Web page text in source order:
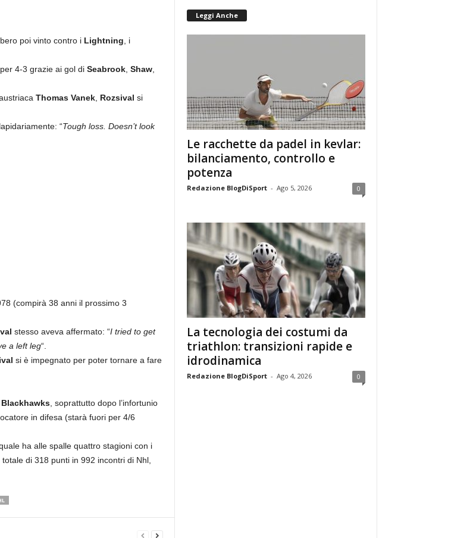
poi vinto contro i Lightning , i
4-3 grazie ai gol di Seabrook, Shaw,
Thomas Vanek, Rozsival si
“Tough loss. Doesn’t look
(compirà 38 anni il prossimo 3
stesso aveva affermato: “I tried to get
a left leg“.
si è impegnato per poter tornare a fare
Blackhawks, soprattutto dopo l’infortunio
in difesa (starà fuori per 4/6
quale ha alle spalle quattro stagioni con i
di 318 punti in 992 incontri di Nhl,
Leggi Anche
Le racchette da padel in kevlar:
bilanciamento, controllo e
potenza
Redazione BlogDiSport - Ago 5, 2026 0
La tecnologia dei costumi da
triathlon: transizioni rapide e
idrodinamica
Redazione BlogDiSport - Ago 4, 2026 0